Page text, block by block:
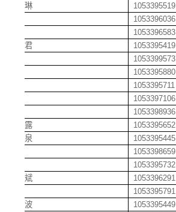
陈凯琳
1053395519
1053396036
1053396583
陈丽君
1053395419
1053399573
1053395880
1053395711
1053397106
1053398936
陈露露
1053395652
陈明泉
1053395445
1053398659
1053395732
陈善斌
1053396291
1053395791
陈申波
1053395449